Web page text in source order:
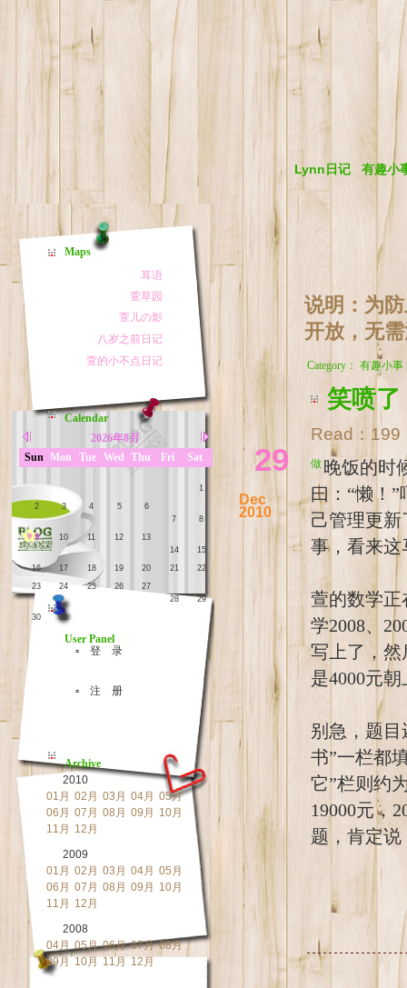
Lynn日记 有趣小
说明：为
开放，无
Category： 有趣小事
29
Dec
2010
笑喷了
Read： 199
做晚饭的时候，睿睿妈打电话来“质问”为何一个月都没更新日记了？答
曰：“懒！
己管理更
事，看来这
萱的数学
学2008、
写上了，然
是4000元
别急，题
书”一栏都
它”栏则约
19000元，
题，肯定
Maps
Calendar
2026年8月
Sun Mon Tue Wed Thu Fri Sat
1
2
3 4 5
6
7
8
9
10 11 12
13
14
15
16
17 18 19 20 21
22
23
24 25 26
27
28
29
30
31
User Panel
▫ 登 录
▫ 注 册
Archive
2010
01月 02月 03月 04月 05月
06月 07月 08月 09月
10月
11月
12月
2009
01月 02月 03月 04月 05月
06月 07月 08月 09月
10月
11月
12月
2008
04月 05月 06月 07月 08月
09月
10月 11月 12月